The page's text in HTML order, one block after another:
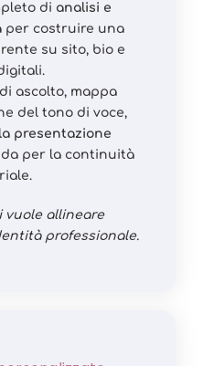
di analisi e
per costruire una
su sito, bio e
ascolto, mappa
del tono di voce,
presentazione
per la continuità
vuole allineare
professionale.